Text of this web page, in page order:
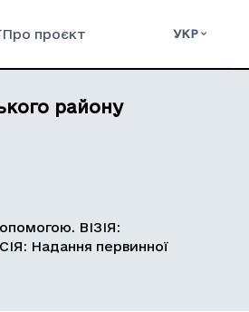
Про проєкт УКР
району
ВІЗІЯ:
Надання первинної